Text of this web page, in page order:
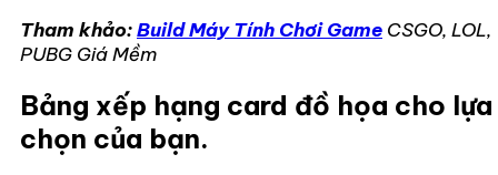
Tham khảo:Build Máy Tính Chơi Game CSGO, LOL,
PUBG Giá Mềm
Bảng xếp hạng card đồ họa cho lựa
chọn của bạn.